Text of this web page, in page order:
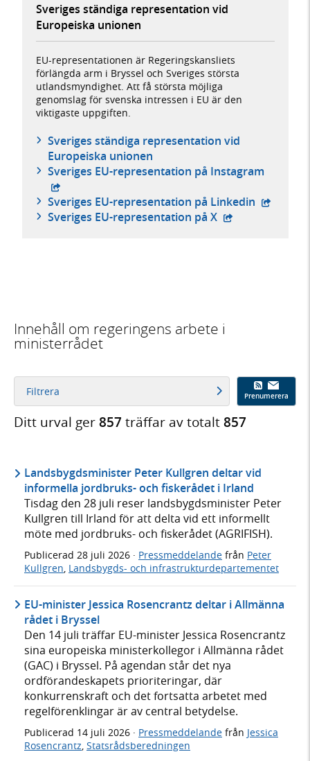
Sveriges ständiga representation vid
Europeiska unionen
EU-representationen är Regeringskansliets
förlängda arm i Bryssel och Sveriges största
utlandsmyndighet. Att få största möjliga
genomslag för svenska intressen i EU är den
viktigaste uppgiften.
Sveriges ständiga representation vid
Europeiska unionen
Sveriges EU-representation på Instagram
Sveriges EU-representation på Linkedin - extern
Sveriges EU-representation på X - extern
Innehåll om regeringens arbete i
ministerrådet
Filtrera Prenumerera
Ditt urval ger857 träffar av totalt857
Landsbygdsminister Peter Kullgren deltar vid
informella jordbruks- och fiskerådet i Irland
Tisdag den 28 juli reser landsbygdsminister Peter
Kullgren till Irland för att delta vid ett informellt
möte med jordbruks- och fiskerådet (AGRIFISH).
Publicerad 28 juli 2026 · Pressmeddelande från Peter
Kullgren, Landsbygds- och infrastrukturdepartementet
EU-minister Jessica Rosencrantz deltar i Allmänna
rådet i Bryssel
Den 14 juli träffar EU-minister Jessica Rosencrantz
sina europeiska ministerkollegor i Allmänna rådet
(GAC) i Bryssel. På agendan står det nya
ordförandeskapets prioriteringar, där
konkurrenskraft och det fortsatta arbetet med
regelförenklingar är av central betydelse.
Publicerad 14 juli 2026 · Pressmeddelande från Jessica
Rosencrantz, Statsrådsberedningen